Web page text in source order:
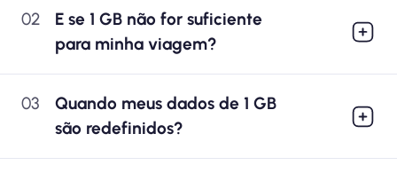
02
E se 1 GB não for suficiente
para minha viagem?
03
Quando meus dados de 1 GB
são redefinidos?